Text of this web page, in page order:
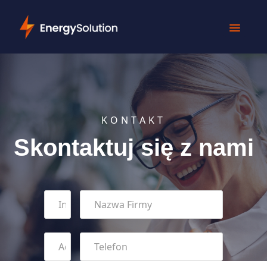
KONTAKT
Skontaktuj się z nami
i
(wymagane)